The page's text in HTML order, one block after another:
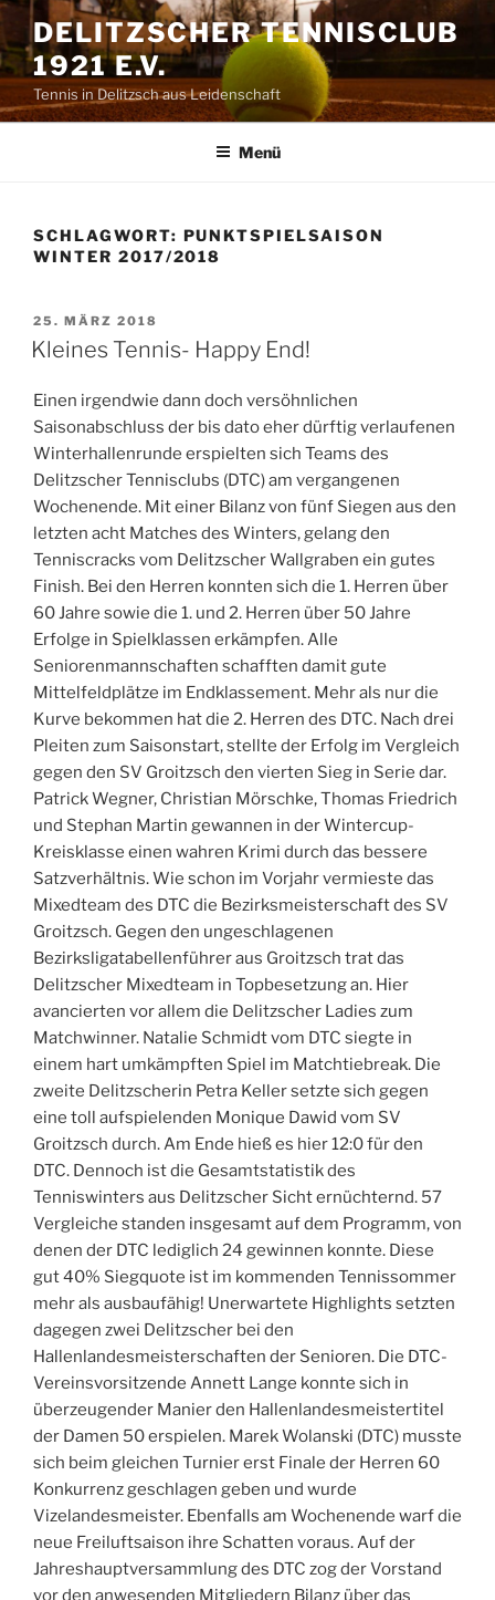
Zum
Inhalt
springen
DELITZSCHER TENNISCLUB
1921 E.V.
Tennis in Delitzsch aus Leidenschaft
Menü
SCHLAGWORT: PUNKTSPIELSAISON
WINTER 2017/2018
VERÖFFENTLICHT
AM
25. MÄRZ 2018
Kleines Tennis- Happy End!
Einen irgendwie dann doch versöhnlichen
Saisonabschluss der bis dato eher dürftig verlaufenen
Winterhallenrunde erspielten sich Teams des
Delitzscher Tennisclubs (DTC) am vergangenen
Wochenende. Mit einer Bilanz von fünf Siegen aus den
letzten acht Matches des Winters, gelang den
Tenniscracks vom Delitzscher Wallgraben ein gutes
Finish. Bei den Herren konnten sich die 1. Herren über
60 Jahre sowie die 1. und 2. Herren über 50 Jahre
Erfolge in Spielklassen erkämpfen. Alle
Seniorenmannschaften schafften damit gute
Mittelfeldplätze im Endklassement. Mehr als nur die
Kurve bekommen hat die 2. Herren des DTC. Nach drei
Pleiten zum Saisonstart, stellte der Erfolg im Vergleich
gegen den SV Groitzsch den vierten Sieg in Serie dar.
Patrick Wegner, Christian Mörschke, Thomas Friedrich
und Stephan Martin gewannen in der Wintercup-
Kreisklasse einen wahren Krimi durch das bessere
Satzverhältnis. Wie schon im Vorjahr vermieste das
Mixedteam des DTC die Bezirksmeisterschaft des SV
Groitzsch. Gegen den ungeschlagenen
Bezirksligatabellenführer aus Groitzsch trat das
Delitzscher Mixedteam in Topbesetzung an. Hier
avancierten vor allem die Delitzscher Ladies zum
Matchwinner. Natalie Schmidt vom DTC siegte in
einem hart umkämpften Spiel im Matchtiebreak. Die
zweite Delitzscherin Petra Keller setzte sich gegen
eine toll aufspielenden Monique Dawid vom SV
Groitzsch durch. Am Ende hieß es hier 12:0 für den
DTC. Dennoch ist die Gesamtstatistik des
Tenniswinters aus Delitzscher Sicht ernüchternd. 57
Vergleiche standen insgesamt auf dem Programm, von
denen der DTC lediglich 24 gewinnen konnte. Diese
gut 40% Siegquote ist im kommenden Tennissommer
mehr als ausbaufähig! Unerwartete Highlights setzten
dagegen zwei Delitzscher bei den
Hallenlandesmeisterschaften der Senioren. Die DTC-
Vereinsvorsitzende Annett Lange konnte sich in
überzeugender Manier den Hallenlandesmeistertitel
der Damen 50 erspielen. Marek Wolanski (DTC) musste
sich beim gleichen Turnier erst Finale der Herren 60
Konkurrenz geschlagen geben und wurde
Vizelandesmeister. Ebenfalls am Wochenende warf die
neue Freiluftsaison ihre Schatten voraus. Auf der
Jahreshauptversammlung des DTC zog der Vorstand
vor den anwesenden Mitgliedern Bilanz über das